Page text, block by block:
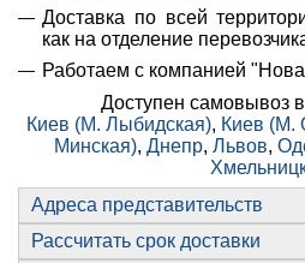
Доставка по всей
как на отделение
Работаем с компанией
Доступен самовывоз в
Киев (М. Лыбидская), Киев (М.
Минская), Днепр, Львов,
Адреса представительств
Рассчитать срок доставки